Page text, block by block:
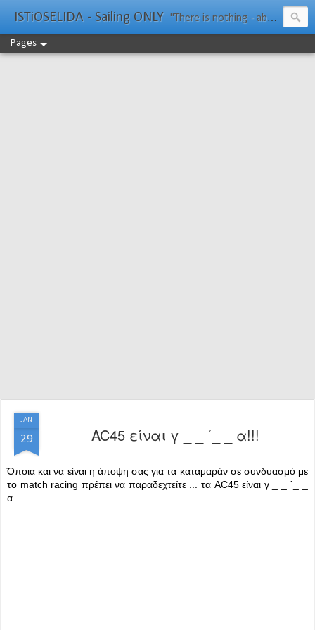
ISTiOSELIDA - Sailing ONLY "There is nothing - absolutely nothing - half so much worth doing as simply messing about in boats." Water Rat, Kenneth Grahame
Pages
JAN
29 AC45 είναι γ _ _ ΄_ _ α!!!
Όποια και να είναι η άποψη σας για τα καταμαράν σε συνδυασμό με
το match racing πρέπει να παραδεχτείτε ... τα AC45 είναι γ _ _ ΄_ _
α.